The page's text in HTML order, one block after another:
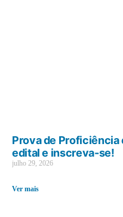
Prova de Proficiência
edital e inscreva-se!
julho 29, 2026
Ver mais